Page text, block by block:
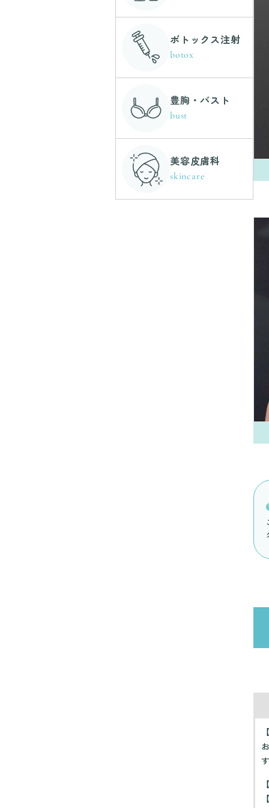
ボトックス注射
botox
豊胸・バスト
bust
美容皮膚科
skincare